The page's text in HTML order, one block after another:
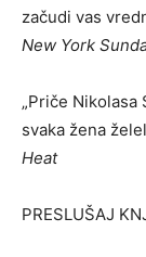
začudi vas
New York
„Priče Nikolasa
svaka žena
Heat
PRESLUŠAJ